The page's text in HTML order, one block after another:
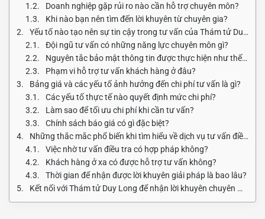
Doanh nghiệp gặp rủi ro nào cần hỗ trợ chuyên môn?
Khi nào bạn nên tìm đến lời khuyên từ chuyên gia?
Yếu tố nào tạo nên sự tin cậy trong tư vấn của Thám tử Duy Long?
Đội ngũ tư vấn có những năng lực chuyên môn gì?
Nguyên tắc bảo mật thông tin được thực hiện như thế nào?
Phạm vi hỗ trợ tư vấn khách hàng ở đâu?
Bảng giá và các yếu tố ảnh hưởng đến chi phí tư vấn là gì?
Các yếu tố thực tế nào quyết định mức chi phí?
Làm sao để tối ưu chi phí khi cần tư vấn?
Chính sách báo giá có gì đặc biệt?
Những thắc mắc phổ biến khi tìm hiểu về dịch vụ tư vấn điều tra
Việc nhờ tư vấn điều tra có hợp pháp không?
Khách hàng ở xa có được hỗ trợ tư vấn không?
Thời gian để nhận được lời khuyên giải pháp là bao lâu?
Kết nối với Thám tử Duy Long để nhận lời khuyên chuyên môn